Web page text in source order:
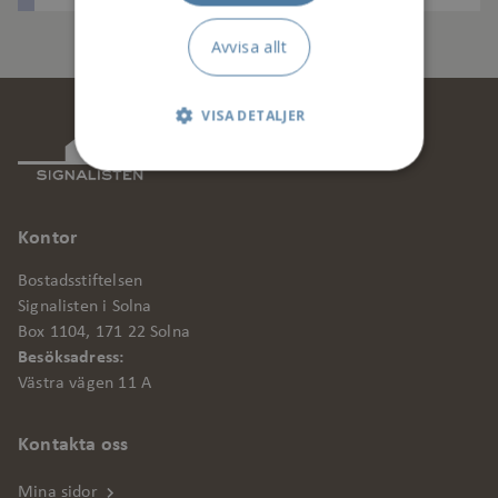
Kontor
Bostadsstiftelsen
Signalisten i Solna
Box 1104, 171 22 Solna
Besöksadress:
Västra vägen 11 A
Kontakta oss
Mina sidor
Avvisa allt
VISA DETALJER